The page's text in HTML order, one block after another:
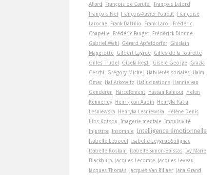
Allard
François de Carufel
François Lelord
François Nef François-Xavier Poudat Françoise
Laroche Frank Dattilio Frank Laroi
Frédéric
Chapelle Frédéric Fanget Frédérick Dionne
Gabriel Wahl
Gérard Apfeldorfer Ghislain
Magerotte Gilbert Lagrue Gilles de la Tourette
Gilles Trudel
Gisela Regli Gisèle George Grazia
Ceschi
Grégory Michel Habiletés sociales Haim
Omer Hal Arkowitz Hallucinations Hannie van
Genderen
Harcèlement Hassan Rahioui
Helen
Kennerley Henri-Jean Aubin
Henryka Katia
Lesniewska
Henryka Lesniewska
Hélène Denis
Ilios Kotsou Imagerie mentale Impulsivité
Injustice Insomnie Intelligence émotionnelle
Isabelle Leboeuf Isabelle Leygnac-Solignac
Isabelle Roskam Isabelle Simon-Baïssas Ivy Marie
Blackburn
Jacques Lecomte Jacques Leveau
Jacques Thomas Jacques Van Rillaer Jana Grand